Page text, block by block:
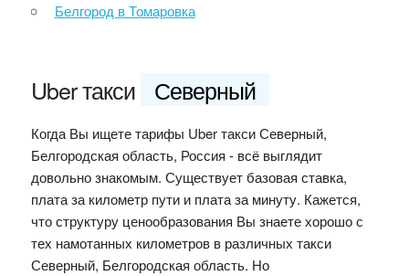
Белгород в Томаровка
Uber такси Северный
Когда Вы ищете тарифы Uber такси Северный,
Белгородская область, Россия - всё выглядит
довольно знакомым. Существует базовая ставка,
плата за километр пути и плата за минуту. Кажется,
что структуру ценообразования Вы знаете хорошо с
тех намотанных километров в различных такси
Северный, Белгородская область. Но